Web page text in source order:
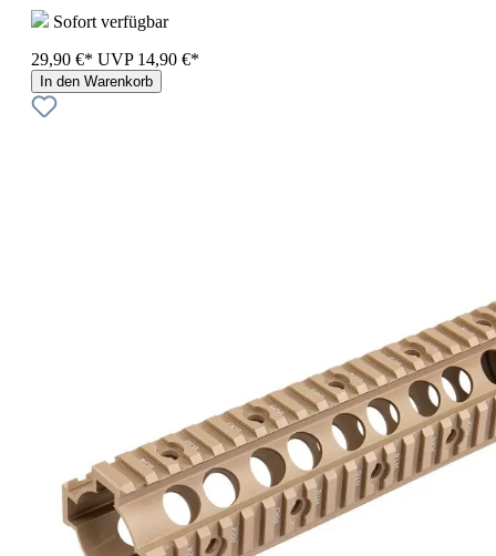
Sofort verfügbar
29,90 €* UVP 14,90 €*
In den Warenkorb